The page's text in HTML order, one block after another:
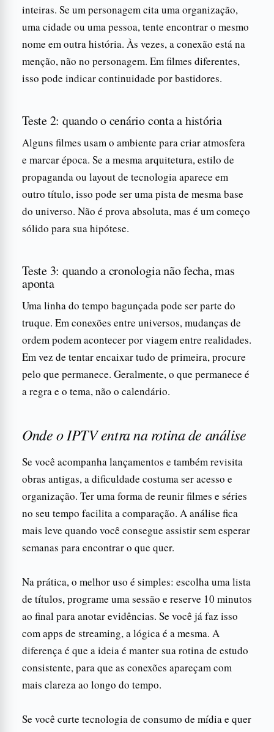
inteiras. Se um personagem cita uma organização,
uma cidade ou uma pessoa, tente encontrar o mesmo
nome em outra história. Às vezes, a conexão está na
menção, não no personagem. Em filmes diferentes,
isso pode indicar continuidade por bastidores.
Teste 2: quando o cenário conta a história
Alguns filmes usam o ambiente para criar atmosfera
e marcar época. Se a mesma arquitetura, estilo de
propaganda ou layout de tecnologia aparece em
outro título, isso pode ser uma pista de mesma base
do universo. Não é prova absoluta, mas é um começo
sólido para sua hipótese.
Teste 3: quando a cronologia não fecha, mas
aponta
Uma linha do tempo bagunçada pode ser parte do
truque. Em conexões entre universos, mudanças de
ordem podem acontecer por viagem entre realidades.
Em vez de tentar encaixar tudo de primeira, procure
pelo que permanece. Geralmente, o que permanece é
a regra e o tema, não o calendário.
Onde o IPTV entra na rotina de análise
Se você acompanha lançamentos e também revisita
obras antigas, a dificuldade costuma ser acesso e
organização. Ter uma forma de reunir filmes e séries
no seu tempo facilita a comparação. A análise fica
mais leve quando você consegue assistir sem esperar
semanas para encontrar o que quer.
Na prática, o melhor uso é simples: escolha uma lista
de títulos, programe uma sessão e reserve 10 minutos
ao final para anotar evidências. Se você já faz isso
com apps de streaming, a lógica é a mesma. A
diferença é que a ideia é manter sua rotina de estudo
consistente, para que as conexões apareçam com
mais clareza ao longo do tempo.
Se você curte tecnologia de consumo de mídia e quer